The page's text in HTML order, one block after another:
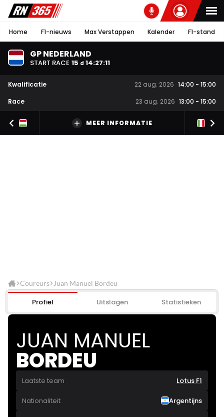
Home F1-nieuws Max Verstappen Kalender F1-stand
GP NEDERLAND
START RACE 15 d 14:27:11
Kwalificatie 22 aug. 2026 14:00 - 15:00
Race
23 aug. 2026 13:00 - 15:00
MEER INFORMATIE
Coureurs Juan Manuel Bordeu
Profiel Uitslagen Statistieken
JUAN MANUEL
BORDEU
Laatste team Lotus F1
Nationaliteit Argentijns